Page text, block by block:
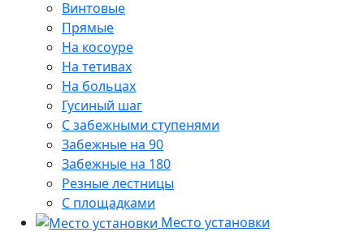
Винтовые
Прямые
На косоуре
На тетивах
На больцах
Гусиный шаг
С забежными ступенями
Забежные на 90
Забежные на 180
Резные лестницы
С площадками
Место установки